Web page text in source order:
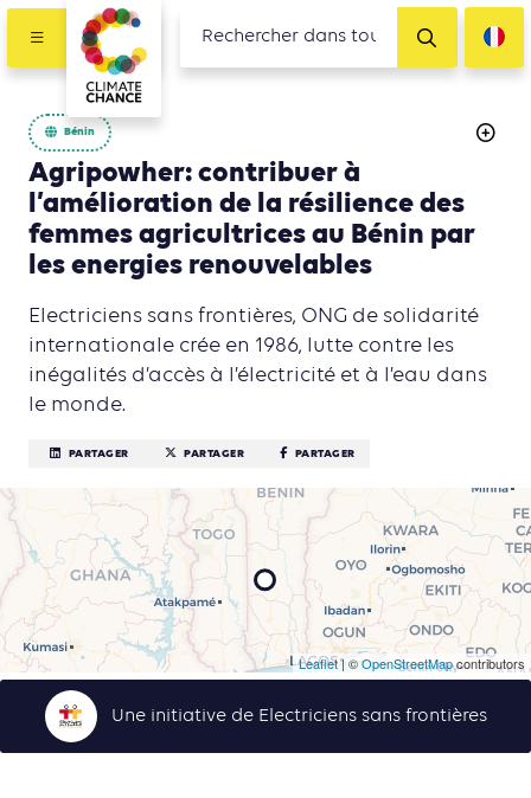
Bénin
Agripowher: contribuer à
l’amélioration de la résilience des
femmes agricultrices au Bénin par
les energies renouvelables
Electriciens sans frontières, ONG de solidarité
internationale crée en 1986, lutte contre les
inégalités d’accès à l’électricité et à l’eau dans
le monde.
PARTAGER PARTAGER PARTAGER
Leaflet| ©OpenStreetMapcontributors
Une initiative de Electriciens sans frontières